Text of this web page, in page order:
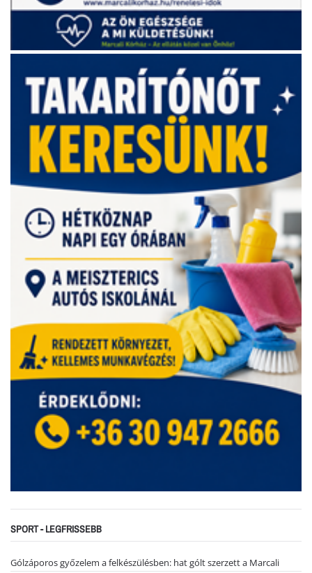
SPORT - LEGFRISSEBB
Gólzáporos győzelem a felkészülésben: hat gólt szerzett a Marcali